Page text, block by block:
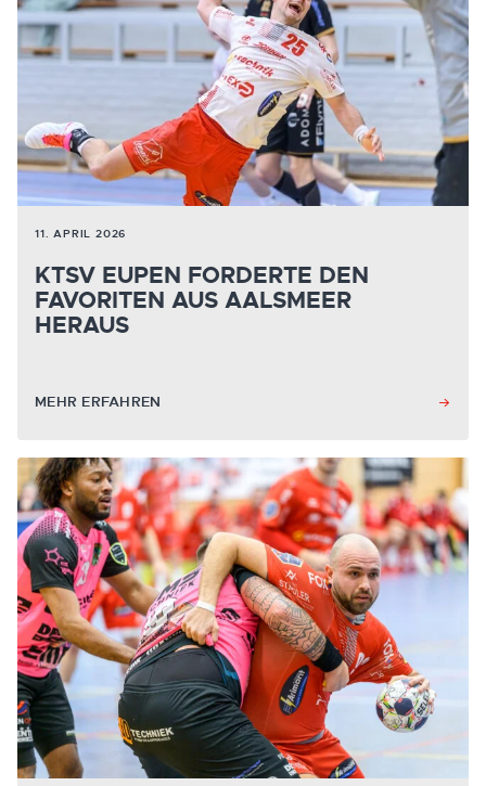
11. APRIL 2026
KTSV EUPEN FORDERTE DEN
FAVORITEN AUS AALSMEER
HERAUS
MEHR ERFAHREN